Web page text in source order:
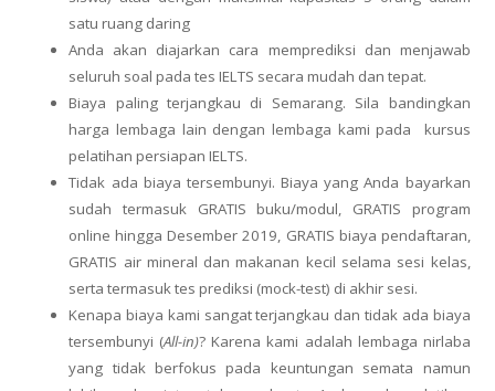
satu ruang daring
Anda akan diajarkan cara memprediksi dan menjawab
seluruh soal pada tes IELTS secara mudah dan tepat.
Biaya paling terjangkau di Semarang. Sila bandingkan
harga lembaga lain dengan lembaga kami pada kursus
pelatihan persiapan IELTS.
Tidak ada biaya tersembunyi. Biaya yang Anda bayarkan
sudah termasuk GRATIS buku/modul, GRATIS program
online hingga Desember 2019, GRATIS biaya pendaftaran,
GRATIS air mineral dan makanan kecil selama sesi kelas,
serta termasuk tes prediksi (mock-test) di akhir sesi.
Kenapa biaya kami sangat terjangkau dan tidak ada biaya
tersembunyi (All-in)? Karena kami adalah lembaga nirlaba
yang tidak berfokus pada keuntungan semata namun